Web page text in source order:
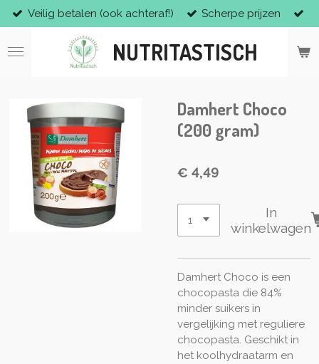
Ga
direct
naar
NUTRITASTISCH
Veilig betalen (ook achteraf!) Scherpe prijzen
Damhert Choco
(200 gram)
€ 4,49
In
winkelwagen
Damhert Choco is een
chocopasta die 84%
minder suikers in
vergelijking met reguliere
chocopasta. Geschikt in
het koolhydraatarm en